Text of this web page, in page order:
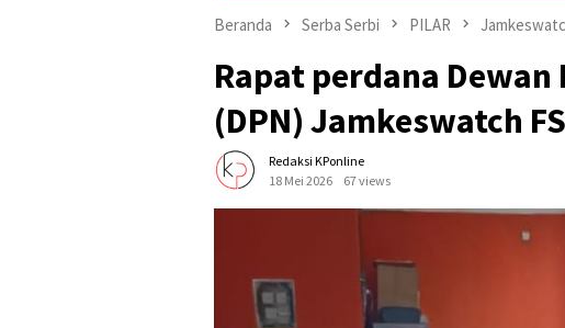
Beranda Serba Serbi PILAR
Rapat perdana
(DPN) Jamkeswatch
Redaksi KPonline
18 Mei 2026
67 views